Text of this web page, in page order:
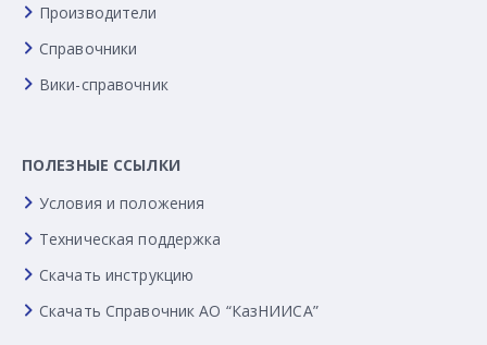
Производители
Справочники
Вики-справочник
ПОЛЕЗНЫЕ ССЫЛКИ
Условия и положения
Техническая поддержка
Скачать инструкцию
Скачать Справочник АО “КазНИИСА”